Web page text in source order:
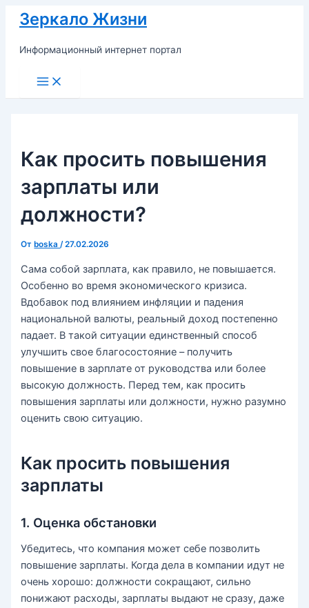
Перейти
содержимому
Зеркало Жизни
Информационный интернет портал
Main
Menu
Как просить повышения
зарплаты или
должности?
От boska/27.02.2026
Сама собой зарплата, как правило, не повышается.
Особенно во время экономического кризиса.
Вдобавок под влиянием инфляции и падения
национальной валюты, реальный доход постепенно
падает. В такой ситуации единственный способ
улучшить свое благосостояние – получить
повышение в зарплате от руководства или более
высокую должность. Перед тем, как просить
повышения зарплаты или должности, нужно разумно
оценить свою ситуацию.
Как просить повышения
зарплаты
1. Оценка обстановки
Убедитесь, что компания может себе позволить
повышение зарплаты. Когда дела в компании идут не
очень хорошо: должности сокращают, сильно
понижают расходы, зарплаты выдают не сразу, даже